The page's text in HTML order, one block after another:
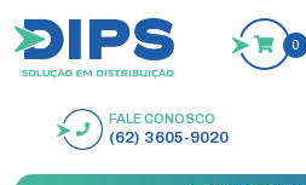
0
FALE CONOSCO
(62) 3605-9020